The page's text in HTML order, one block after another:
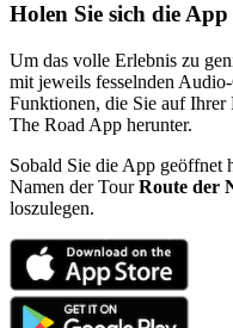
Holen Sie sich die App
Um das volle Erlebnis zu
mit jeweils fesselnden
Funktionen, die Sie auf Ihrer
The Road App herunter.
Sobald Sie die App geöffnet
Namen der TourRoute der
loszulegen.